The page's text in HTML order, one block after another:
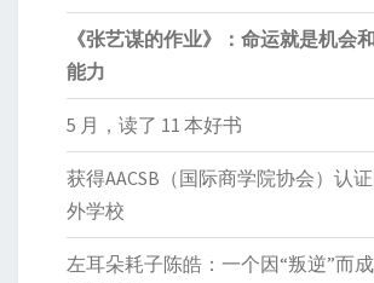
《张艺谋的作业》：命运就是机会
能力
5 月，读了 11 本好书
获得AACSB（国际商学院协会）认
外学校
左耳朵耗子陈皓：一个因“叛逆”而